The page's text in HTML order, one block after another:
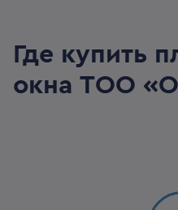
Где купить
окна ТОО